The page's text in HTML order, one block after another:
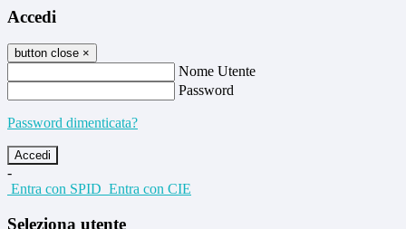
Accedi
button close ×
Nome Utente
Password
Password dimenticata?
-
Entra con SPID Entra con CIE
Seleziona utente